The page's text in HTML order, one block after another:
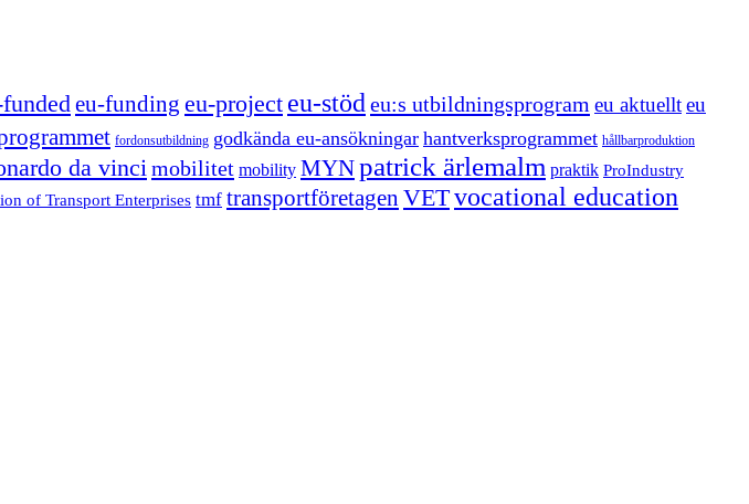
eu-funding eu-project eu-stödeu:s utbildningsprogrameu aktuellteu
fordonsutbildning godkända eu-ansökningar hantverksprogrammet hållbarproduktion
da vincimobilitet mobility MYNpatrick ärlemalm praktik ProIndustry
of Transport Enterprises tmf transportföretagen VETvocational education